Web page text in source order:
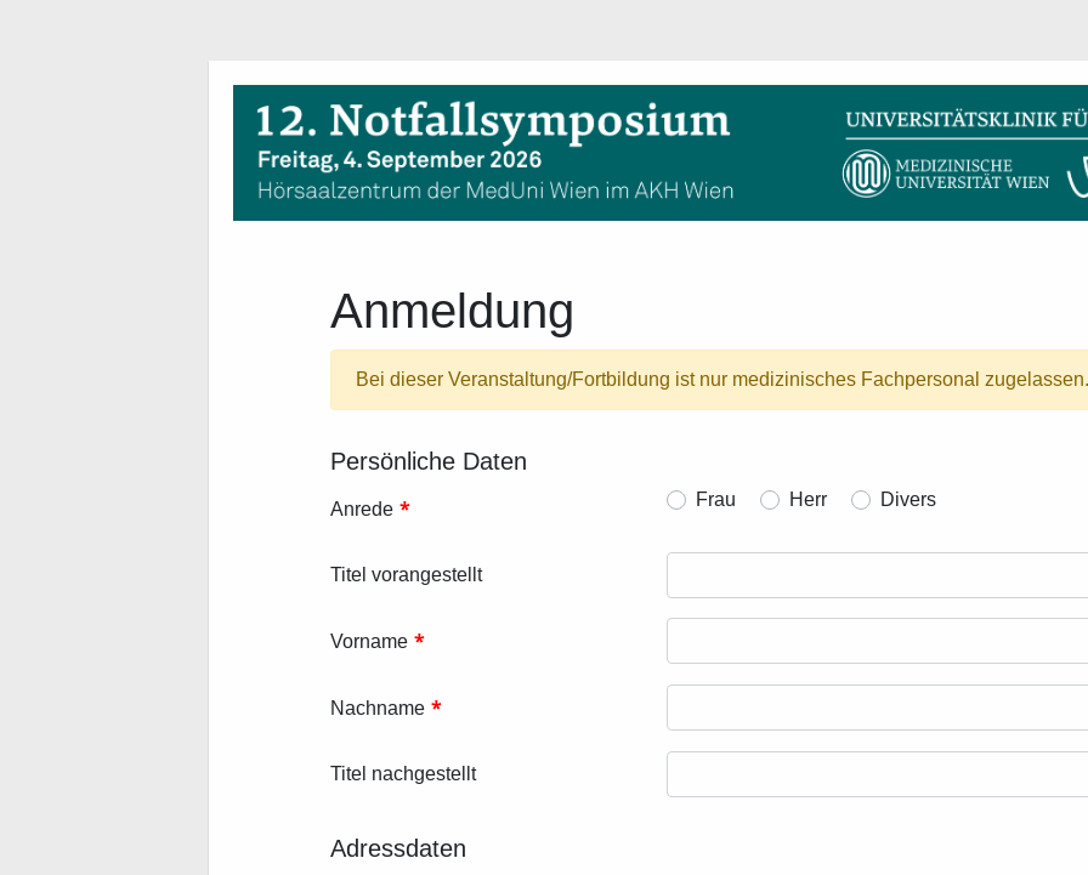
Anmeldung
Bei dieser Veranstaltung/Fortbildung ist nur medizinisches Fachpersonal zugelassen.
Persönliche Daten
Anrede * Frau Herr Divers
Titel vorangestellt
Vorname *
Nachname *
Titel nachgestellt
Adressdaten